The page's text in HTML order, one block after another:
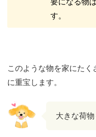
す。
このような物を家にた
に重宝します。
大きな荷